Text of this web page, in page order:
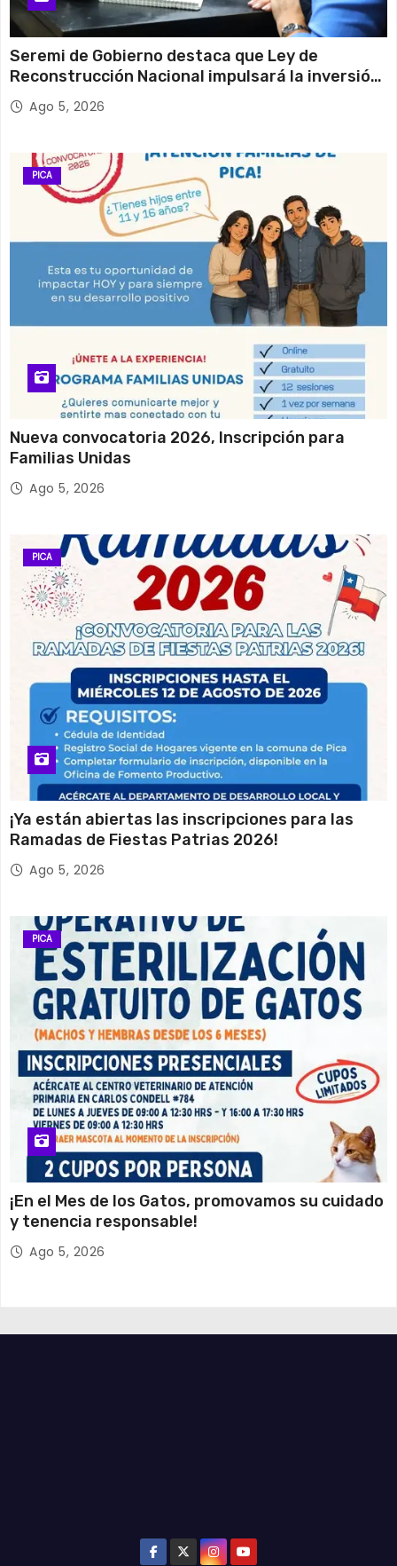
Seremi de Gobierno destaca que Ley de
Reconstrucción Nacional impulsará la inversión
y el empleo en Tarapacá
Ago 5, 2026
PICA
Nueva convocatoria 2026, Inscripción para
Familias Unidas
Ago 5, 2026
PICA
¡Ya están abiertas las inscripciones para las
Ramadas de Fiestas Patrias 2026!
Ago 5, 2026
PICA
¡En el Mes de los Gatos, promovamos su cuidado
y tenencia responsable!
Ago 5, 2026